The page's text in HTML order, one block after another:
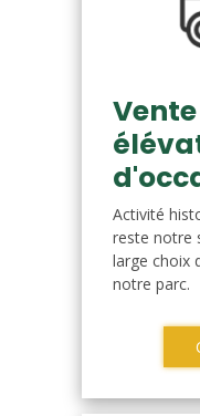
Activité
reste notre
large choix
notre parc.